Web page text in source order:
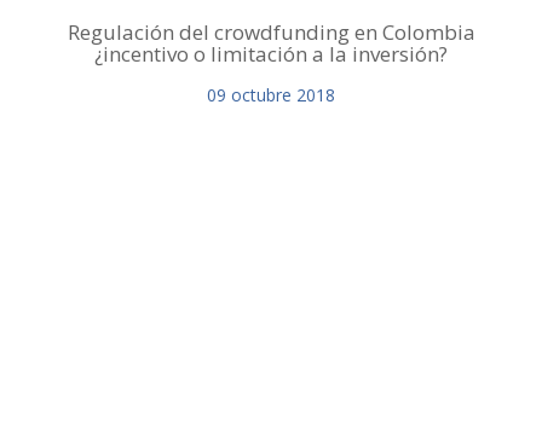
Regulación del crowdfunding en Colombia
¿incentivo o limitación a la inversión?
09 octubre 2018